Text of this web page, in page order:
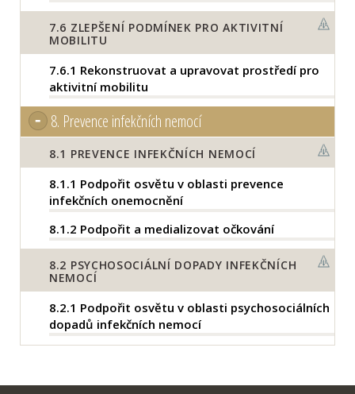
7.6 ZLEPŠENÍ PODMÍNEK PRO AKTIVITNÍ
MOBILITU
7.6.1 Rekonstruovat a upravovat prostředí pro
aktivitní mobilitu
8. Prevence infekčních nemocí
8.1 PREVENCE INFEKČNÍCH NEMOCÍ
8.1.1 Podpořit osvětu v oblasti prevence
infekčních onemocnění
8.1.2 Podpořit a medializovat očkování
8.2 PSYCHOSOCIÁLNÍ DOPADY INFEKČNÍCH
NEMOCÍ
8.2.1 Podpořit osvětu v oblasti psychosociálních
dopadů infekčních nemocí